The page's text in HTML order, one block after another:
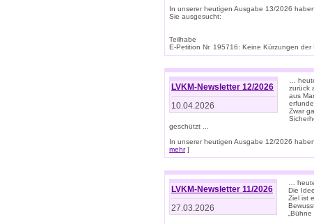
In unserer heutigen Ausgabe 13/2026
Sie ausgesucht:
Teilhabe
E-Petition Nr. 195716: Keine Kürzungen
LVKM-Newsletter 12/2026
10.04.2026
…
zurück
aus
Zwar
geschützt ...
In unserer heutigen Ausgabe 12/2026
mehr]
LVKM-Newsletter 11/2026
27.03.2026
…
Die
Ziel ist
„Bühne